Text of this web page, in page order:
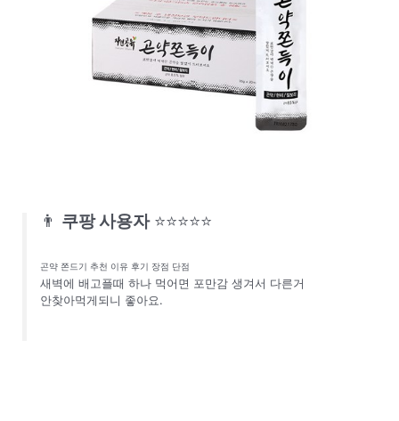
👨 쿠팡 사용자 ⭐⭐⭐⭐⭐
곤약 쫀드기 추천 이유 후기 장점 단점
새벽에 배고플때 하나 먹어면 포만감 생겨서 다른거
안찾아먹게되니 좋아요.